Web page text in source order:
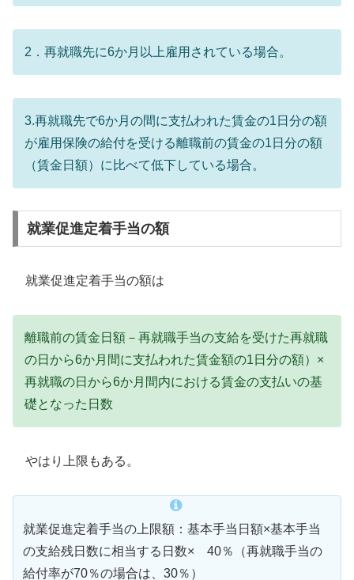
2．再就職先に6か月以上雇用されている場合。
3.再就職先で6か月の間に支払われた賃金の1日分の額
が雇用保険の給付を受ける離職前の賃金の1日分の額
（賃金日額）に比べて低下している場合。
就業促進定着手当の額
就業促進定着手当の額は
離職前の賃金日額－再就職手当の支給を受けた再就職
の日から6か月間に支払われた賃金額の1日分の額）×
再就職の日から6か月間内における賃金の支払いの基
礎となった日数
やはり上限もある。
就業促進定着手当の上限額：基本手当日額×基本手当
の支給残日数に相当する日数× 40％（再就職手当の
給付率が70％の場合は、30％）